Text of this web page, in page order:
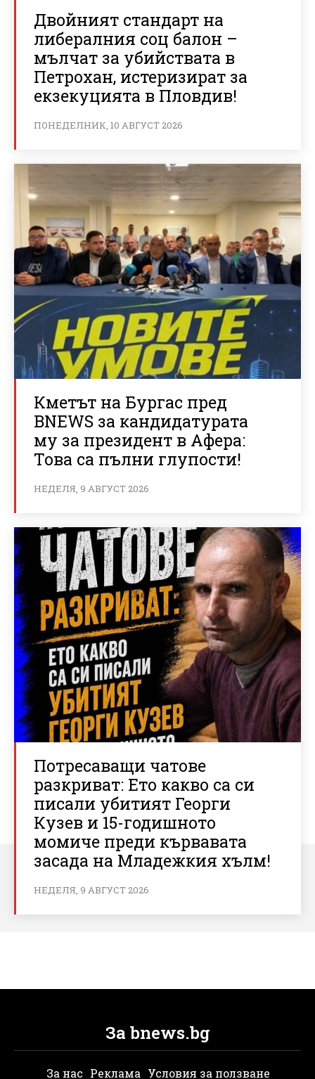
Двойният стандарт на
либералния соц балон –
мълчат за убийствата в
Петрохан, истеризират за
екзекуцията в Пловдив!
ПОНЕДЕЛНИК, 10 АВГУСТ 2026
Кметът на Бургас пред
BNEWS за кандидатурата
му за президент в Афера:
Това са пълни глупости!
НЕДЕЛЯ, 9 АВГУСТ 2026
Потресаващи чатове
разкриват: Ето какво са си
писали убитият Георги
Кузев и 15-годишното
момиче преди кървавата
засада на Младежкия хълм!
НЕДЕЛЯ, 9 АВГУСТ 2026
За bnews.bg
За нас Реклама Условия за ползване